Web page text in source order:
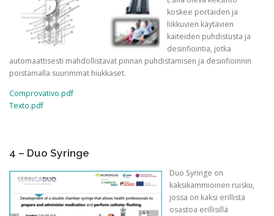
koskee portaiden ja
liikkuvien käytävien
kaiteiden puhdistusta ja
desinfiointia, jotka
automaattisesti mahdollistavat pinnan puhdistamisen ja desinfioinnin
poistamalla suurimmat hiukkaset.
Comprovativo.pdf
Texto.pdf
4 – Duo Syringe
Duo Syringe on
kaksikammioinen ruisku,
jossa on kaksi erillistä
osastoa erillisillä